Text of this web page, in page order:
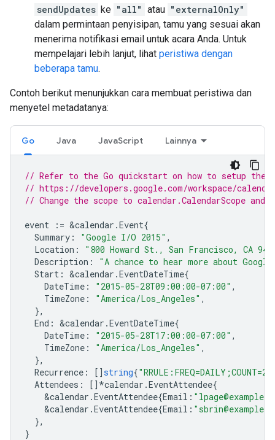
sendUpdates ke "all" atau "externalOnly"
dalam permintaan penyisipan, tamu yang sesuai akan
menerima notifikasi email untuk acara Anda. Untuk
mempelajari lebih lanjut, lihat peristiwa dengan
beberapa tamu.
Contoh berikut menunjukkan cara membuat peristiwa dan
menyetel metadatanya:
Go Java JavaScript Lainnya
// Refer to the Go quickstart on how to setup the
// https://developers.google.com/workspace/
// Change the scope to calendar.CalendarScope
event := &calendar .Event{
Summary : "Google I/O 2015" ,
Location :
"800 Howard St., San Francisco, CA
Description :
"A chance to hear more about
Start : &calendar .EventDateTime{
DateTime : "2015-05-28T09:00:00-07:00" ,
TimeZone : "America/Los_Angeles" ,
},
End : &calendar .EventDateTime{
DateTime : "2015-05-28T17:00:00-07:00" ,
TimeZone : "America/Los_Angeles" ,
},
Recurrence : []string{"RRULE:FREQ=DAILY;COUNT=2"
Attendees : [] *calendar .EventAttendee{
&calendar .EventAttendee{Email :
&calendar .EventAttendee{Email :
},
}